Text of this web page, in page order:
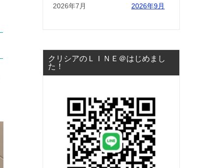
2026年7月 2026年9月
クリシアのＬＩＮＥ＠はじめまし
た！